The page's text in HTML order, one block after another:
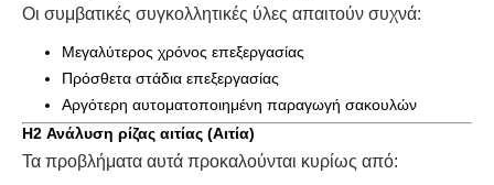
Οι συμβατικές συγκολλητικές ύλες απαιτούν συχνά:
Μεγαλύτερος χρόνος επεξεργασίας
Πρόσθετα στάδια επεξεργασίας
Αργότερη αυτοματοποιημένη παραγωγή σακουλών
H2 Ανάλυση ρίζας αιτίας (Αιτία)
Τα προβλήματα αυτά προκαλούνται κυρίως από: